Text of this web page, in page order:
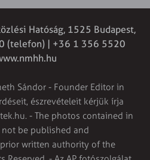
Hatóság, 1525 Budapest,
(telefon) | +36 1 356 5520
Sándor - Founder Editor in
észrevételeit kérjük írja
. - The photos contained in
be published and
written authority of the